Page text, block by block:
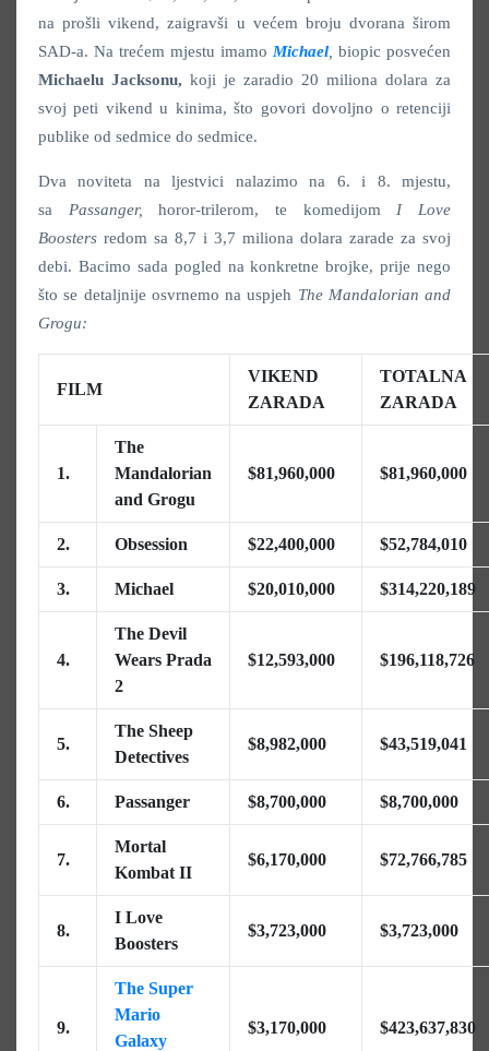
na prošli vikend, zaigravši u većem broju dvorana širom
SAD-a. Na trećem mjestu imamo Michael biopic posvećen
Michaelu Jacksonu, koji je zaradio 20 miliona dolara za
svoj peti vikend u kinima, što govori dovoljno o retenciji
publike od sedmice do sedmice.
Dva noviteta na ljestvici nalazimo na 6. i 8. mjestu,
sa Passanger,horor-trilerom, te komedijom I Love
Boosters redom sa 8,7 i 3,7 miliona dolara zarade za svoj
debi. Bacimo sada pogled na konkretne brojke, prije nego
što se detaljnije osvrnemo na uspjeh The Mandalorian and
Grogu:
FILM
VIKEND
ZARADA
TOTALNA
ZARADA
1.
The
Mandalorian
and Grogu
$81,960,000 $81,960,000
2. Obsession $22,400,000 $52,784,010
3. Michael $20,010,000 $314,220,189
4.
The Devil
Wears Prada
2
$12,593,000 $196,118,726
5.
The Sheep
Detectives
$8,982,000 $43,519,041
6. Passanger $8,700,000 $8,700,000
7.
Mortal
Kombat II
$6,170,000 $72,766,785
8.
I Love
Boosters
$3,723,000 $3,723,000
9.
The Super
Mario
Galaxy
$3,170,000 $423,637,830